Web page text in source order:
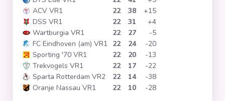
Voetbalpiramide
Links
VROUWEN
Clubs
ACV VR1
22 38
+15
DSS VR1
22 31
+4
Wartburgia VR1
22 27
-5
FC Eindhoven (am) VR1
22 24
-20
Sporting '70 VR1
22 20
-13
Trekvogels VR1
22 17
-22
Sparta Rotterdam VR2
22 14
-38
Oranje Nassau VR1
22 10 -28